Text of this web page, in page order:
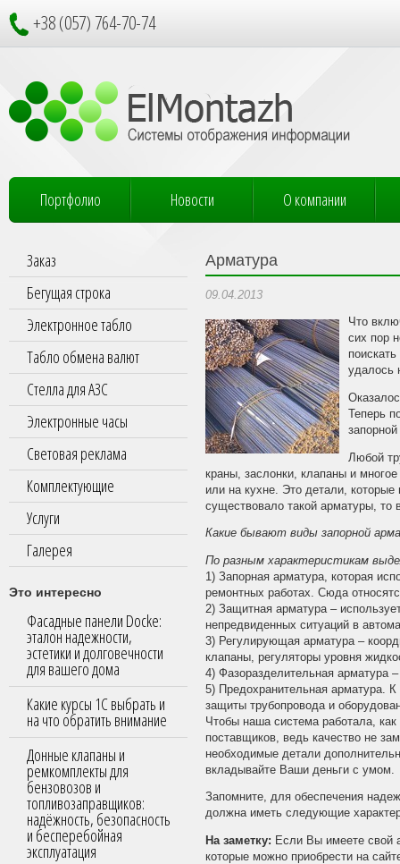
+38 (057) 764-70-74
Портфолио Новости О компании
Заказ
Бегущая строка
Электронное табло
Табло обмена валют
Стелла для АЗС
Электронные часы
Световая реклама
Комплектующие
Услуги
Галерея
Это интересно
Фасадные панели Docke:
эталон надежности,
эстетики и долговечности
для вашего дома
Какие курсы 1С выбрать и
на что обратить внимание
Донные клапаны и
ремкомплекты для
бензовозов и
топливозаправщиков:
надёжность, безопасность
и бесперебойная
эксплуатация
Арматура
09.04.2013
Что
сих пор
удалось
Теперь
Любой
краны, заслонки, клапаны и
или на кухне. Это детали,
существовало такой арматуры,
Какие бывают виды запорной
По разным характеристикам
1) Запорная арматура, которая
ремонтных работах. Сюда
2) Защитная арматура –
непредвиденных ситуаций в
3) Регулирующая арматура –
клапаны, регуляторы уровня
4) Фазоразделительная арматура
5) Предохранительная арматура.
защиты трубопровода и
Чтобы наша система работала,
поставщиков, ведь качество не
необходимые детали
вкладывайте Ваши деньги с умом.
Запомните, для обеспечения
должна иметь следующие
На заметку: Если Вы имеете свой
которые можно приобрести на